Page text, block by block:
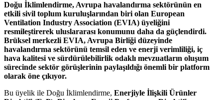
Doğu İklimlendirme, Avrupa havalandırma sektörünün en
etkili sivil toplum kuruluşlarından biri olan European
Ventilation Industry Association (EVIA) üyeliğini
resmileştirerek uluslararası konumunu daha da güçlendirdi.
Brüksel merkezli EVIA, Avrupa Birliği düzeyinde
havalandırma sektörünü temsil eden ve enerji verimliliği, iç
hava kalitesi ve sürdürülebilirlik odaklı mevzuatların oluşum
sürecinde sektör görüşlerinin paylaşıldığı önemli bir platform
olarak öne çıkıyor.
Bu üyelik ile Doğu İklimlendirme, Enerjiyle İlişkili Ürünler